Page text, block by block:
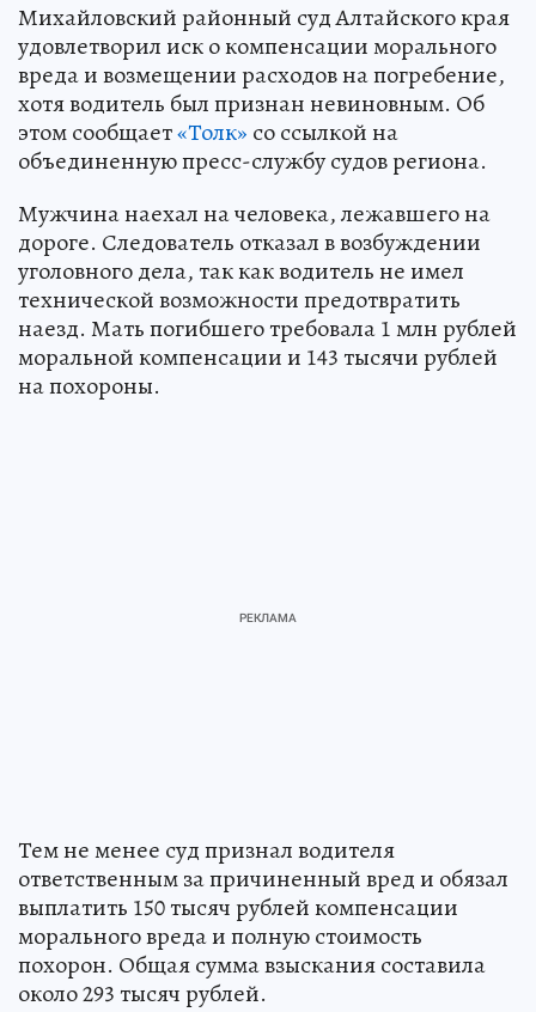
Михайловский районный суд Алтайского края
удовлетворил иск о компенсации морального
вреда и возмещении расходов на погребение,
хотя водитель был признан невиновным. Об
этом сообщает«Толк» со ссылкой на
объединенную пресс-службу судов региона.
Мужчина наехал на человека, лежавшего на
дороге. Следователь отказал в возбуждении
уголовного дела, так как водитель не имел
технической возможности предотвратить
наезд. Мать погибшего требовала 1 млн рублей
моральной компенсации и 143 тысячи рублей
на похороны.
Тем не менее суд признал водителя
ответственным за причиненный вред и обязал
выплатить 150 тысяч рублей компенсации
морального вреда и полную стоимость
похорон. Общая сумма взыскания составила
около 293 тысяч рублей.